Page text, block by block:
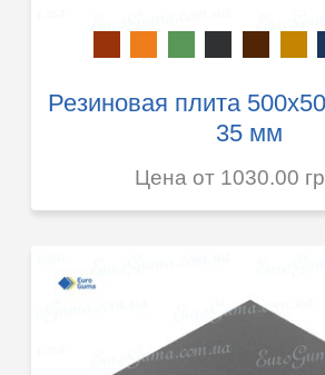
Резиновая плита
35 мм
Цена от 1030.00